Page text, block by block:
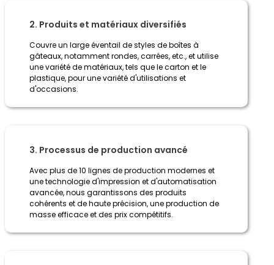
2. Produits et matériaux diversifiés
Couvre un large éventail de styles de boîtes à
gâteaux, notamment rondes, carrées, etc., et utilise
une variété de matériaux, tels que le carton et le
plastique, pour une variété d'utilisations et
d'occasions.
3. Processus de production avancé
Avec plus de 10 lignes de production modernes et
une technologie d'impression et d'automatisation
avancée, nous garantissons des produits
cohérents et de haute précision, une production de
masse efficace et des prix compétitifs.